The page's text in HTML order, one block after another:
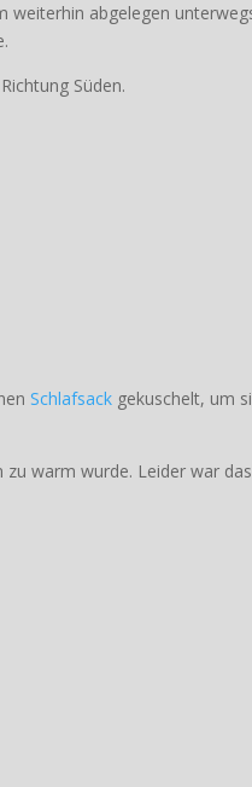
weiterhin abgelegen
Süden.
Schlafsack gekuschelt, um
warm wurde. Leider war